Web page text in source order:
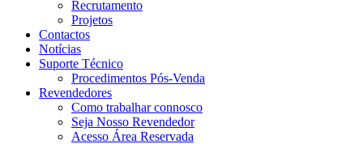
Recrutamento
Projetos
Contactos
Notícias
Suporte Técnico
Procedimentos Pós-Venda
Revendedores
Como trabalhar connosco
Seja Nosso Revendedor
Acesso Área Reservada